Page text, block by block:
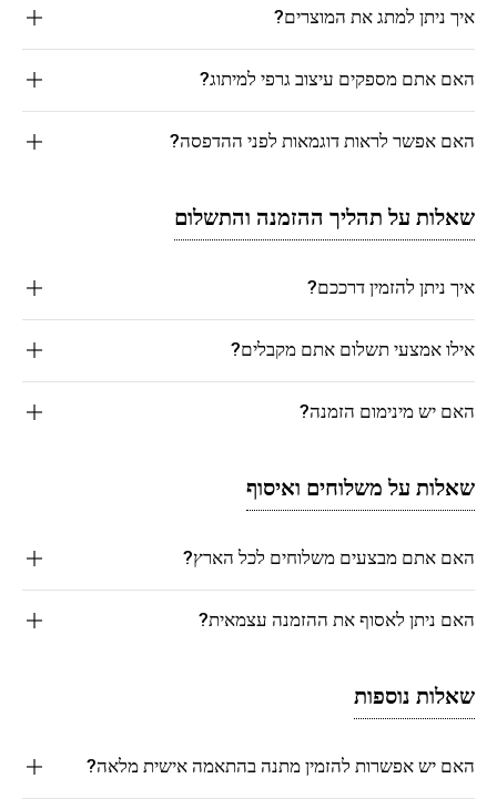
איך ניתן למתג את המוצרים?
האם אתם מספקים עיצוב גרפי למיתוג?
האם אפשר לראות דוגמאות לפני ההדפסה?
שאלות על תהליך ההזמנה והתשלום
איך ניתן להזמין דרככם?
אילו אמצעי תשלום אתם מקבלים?
האם יש מינימום הזמנה?
שאלות על משלוחים ואיסוף
האם אתם מבצעים משלוחים לכל הארץ?
האם ניתן לאסוף את ההזמנה עצמאית?
שאלות נוספות
האם יש אפשרות להזמין מתנה בהתאמה אישית מלאה?